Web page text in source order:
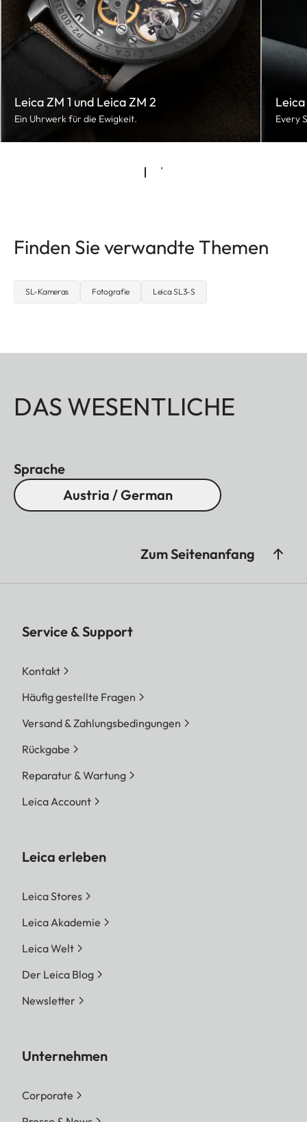
Leica ZM 1 und Leica ZM 2
Ein Uhrwerk für die Ewigkeit.
Leica
Every
Finden Sie verwandte Themen
SL-Kameras Fotografie Leica SL3-S
DAS WESENTLICHE
Sprache
Austria / German
Zum Seitenanfang
Service & Support
Kontakt
Häufig gestellte Fragen
Versand & Zahlungsbedingungen
Rückgabe
Reparatur & Wartung
Leica Account
Leica erleben
Leica Stores
Leica Akademie
Leica Welt
Der Leica Blog
Newsletter
Unternehmen
Corporate